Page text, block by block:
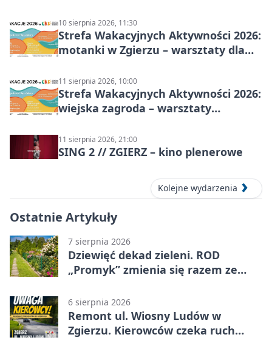
10 sierpnia 2026, 11:30
Strefa Wakacyjnych Aktywności 2026:
motanki w Zgierzu – warsztaty dla
11 sierpnia 2026, 10:00
Strefa Wakacyjnych Aktywności 2026:
wiejska zagroda – warsztaty
11 sierpnia 2026, 21:00
SING 2 // ZGIERZ – kino plenerowe
Kolejne wydarzenia
Ostatnie Artykuły
7 sierpnia 2026
Dziewięć dekad zieleni. ROD
„Promyk” zmienia się razem ze
6 sierpnia 2026
Remont ul. Wiosny Ludów w
Zgierzu. Kierowców czeka ruch